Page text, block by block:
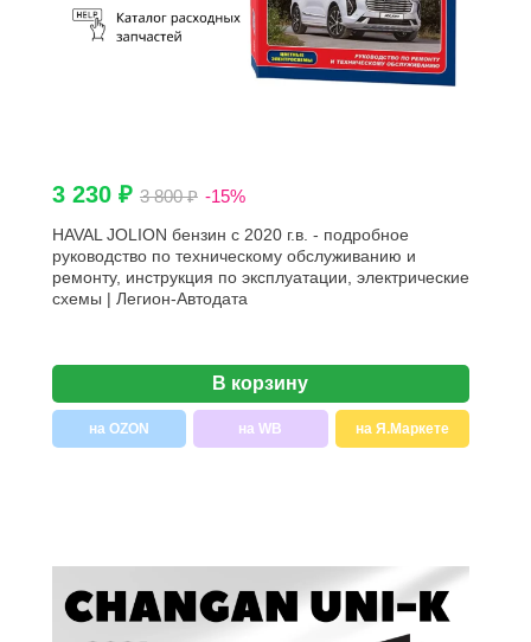
3 230 ₽ 3 800 ₽ -15%
HAVAL JOLION бензин с 2020 г.в. - подробное
руководство по техническому обслуживанию и
ремонту, инструкция по эксплуатации, электрические
схемы | Легион-Aвтодата
В корзину
на OZON на WB на Я.Маркете